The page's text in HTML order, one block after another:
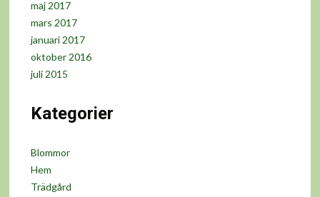
maj 2017
mars 2017
januari 2017
oktober 2016
juli 2015
Kategorier
Blommor
Hem
Trädgård